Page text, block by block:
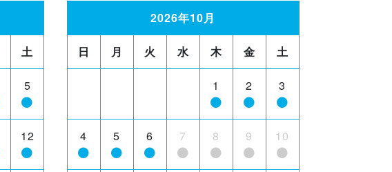
土
5
12
2026年10月
日 月 火 水 木 金 土
1 2 3
4 5 6 7 8 9 10